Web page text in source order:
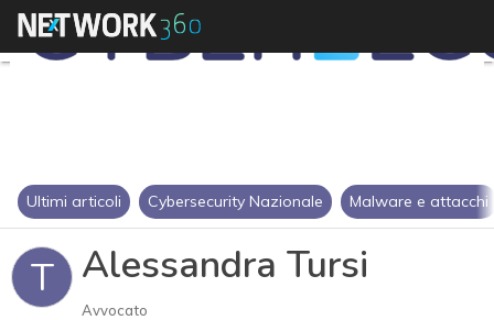
Ultimi articoli Cybersecurity Nazionale Malware e attacchi
T Alessandra Tursi
Avvocato